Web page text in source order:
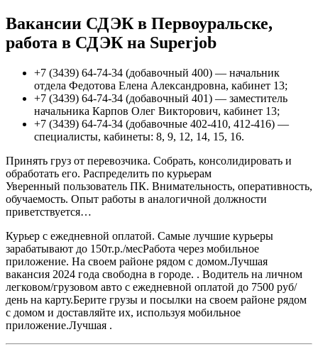
Вакансии СДЭК в Первоуральске,
работа в СДЭК на Superjob
+7 (3439) 64-74-34 (добавочный 400) — начальник
отдела Федотова Елена Александровна, кабинет 13;
+7 (3439) 64-74-34 (добавочный 401) — заместитель
начальника Карпов Олег Викторович, кабинет 13;
+7 (3439) 64-74-34 (добавочные 402-410, 412-416) —
специалисты, кабинеты: 8, 9, 12, 14, 15, 16.
Принять груз от перевозчика. Собрать, консолидировать и
обработать его. Распределить по курьерам
Уверенный пользователь ПК. Внимательность, оперативность,
обучаемость. Опыт работы в аналогичной должности
приветствуется…
Курьер с ежедневной оплатой. Самые лучшие курьеры
зарабатывают до 150т.р./месРабота через мобильное
приложение. На своем районе рядом с домом.Лучшая
вакансия 2024 года свободна в городе. . Водитель на личном
легковом/грузовом авто с ежедневной оплатой до 7500 руб/
день на карту.Берите грузы и посылки на своем районе рядом
с домом и доставляйте их, используя мобильное
приложение.Лучшая .